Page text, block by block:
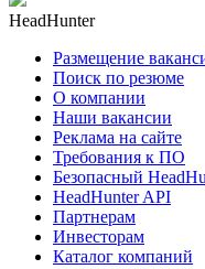
HeadHunter
Размещение
Поиск по резюме
О компании
Наши вакансии
Реклама на сайте
Требования к ПО
Безопасный
HeadHunter API
Партнерам
Инвесторам
Каталог компаний